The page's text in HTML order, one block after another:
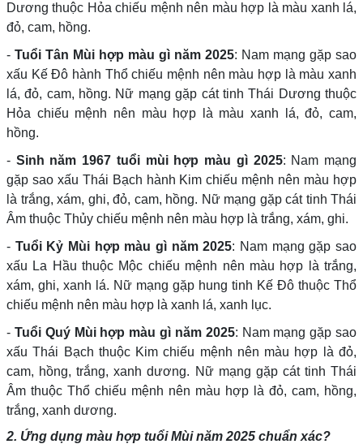
Dương thuộc Hỏa chiếu mệnh nên màu hợp là màu xanh lá,
đỏ, cam, hồng.
- Tuổi Tân Mùi hợp màu gì năm 2025: Nam mạng gặp sao
xấu Kế Đô hành Thổ chiếu mệnh nên màu hợp là màu xanh
lá, đỏ, cam, hồng. Nữ mạng gặp cát tinh Thái Dương thuộc
Hỏa chiếu mệnh nên màu hợp là màu xanh lá, đỏ, cam,
hồng.
- Sinh năm 1967 tuổi mùi hợp màu gì 2025: Nam mạng
gặp sao xấu Thái Bạch hành Kim chiếu mệnh nên màu hợp
là trắng, xám, ghi, đỏ, cam, hồng. Nữ mạng gặp cát tinh Thái
Âm thuộc Thủy chiếu mệnh nên màu hợp là trắng, xám, ghi.
- Tuổi Kỷ Mùi hợp màu gì năm 2025: Nam mạng gặp sao
xấu La Hầu thuộc Mộc chiếu mệnh nên màu hợp là trắng,
xám, ghi, xanh lá. Nữ mạng gặp hung tinh Kế Đô thuộc Thổ
chiếu mệnh nên màu hợp là xanh lá, xanh lục.
- Tuổi Quý Mùi hợp màu gì năm 2025: Nam mạng gặp sao
xấu Thái Bạch thuộc Kim chiếu mệnh nên màu hợp là đỏ,
cam, hồng, trắng, xanh dương. Nữ mạng gặp cát tinh Thái
Âm thuộc Thổ chiếu mệnh nên màu hợp là đỏ, cam, hồng,
trắng, xanh dương.
2. Ứng dụng màu hợp tuổi Mùi năm 2025 chuẩn xác?